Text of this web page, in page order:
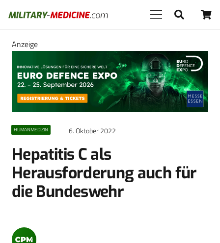
Anzeige
HUMANMEDIZIN 6. Oktober 2022
Hepatitis C als
Herausforderung auch für
die Bundeswehr